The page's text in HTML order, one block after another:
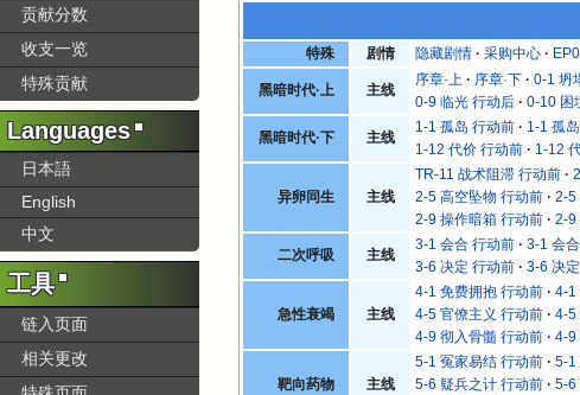
特殊 剧情 隐藏剧情 采购中心
黑暗时代·上 主线
序章·上 序章·下 0-1 坍
0-9 临光 行动后
0-10 困
黑暗时代·下 主线
1-1 孤岛 行动前 1-1 孤
1-12 代价 行动前
1-12
异卵同生 主线
TR-11 战术阻滞 行动前
2-5 高空坠物 行动前
2-5
2-9 操作暗箱 行动前
2-9
二次呼吸 主线
3-1 会合 行动前 3-1 会
3-6 决定 行动前
3-6 决
急性衰竭 主线
4-1 免费拥抱 行动前 4-1
4-5 官僚主义 行动前
4-5
4-9 彻入骨髓 行动前
4-9
靶向药物 主线
5-1 冤家易结 行动前 5-1
5-6 疑兵之计 行动前
5-6
贡献分数
收支一览
特殊贡献
Languages
日本語
English
中文
工具
链入页面
相关更改